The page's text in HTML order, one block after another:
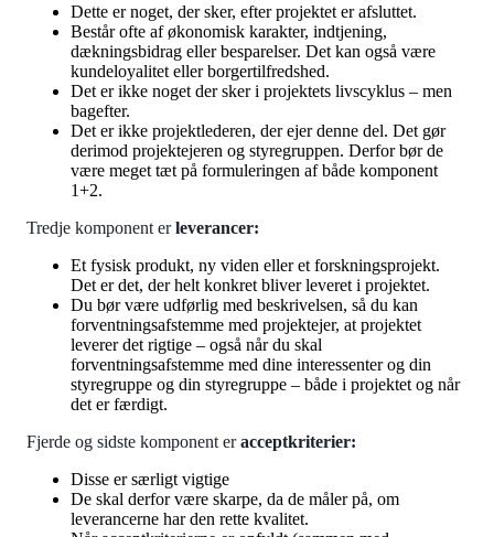
Dette er noget, der sker, efter projektet er afsluttet.
Består ofte af økonomisk karakter, indtjening,
dækningsbidrag eller besparelser. Det kan også være
kundeloyalitet eller borgertilfredshed.
Det er ikke noget der sker i projektets livscyklus – men
bagefter.
Det er ikke projektlederen, der ejer denne del. Det gør
derimod projektejeren og styregruppen. Derfor bør de
være meget tæt på formuleringen af både komponent
1+2.
Tredje komponent erleverancer:
Et fysisk produkt, ny viden eller et forskningsprojekt.
Det er det, der helt konkret bliver leveret i projektet.
Du bør være udførlig med beskrivelsen, så du kan
forventningsafstemme med projektejer, at projektet
leverer det rigtige – også når du skal
forventningsafstemme med dine interessenter og din
styregruppe og din styregruppe – både i projektet og når
det er færdigt.
Fjerde og sidste komponent eracceptkriterier:
Disse er særligt vigtige
De skal derfor være skarpe, da de måler på, om
leverancerne har den rette kvalitet.